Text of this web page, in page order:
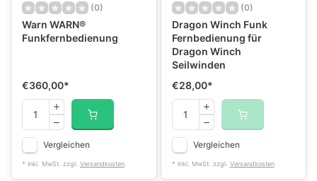
(0)
Warn WARN®
Funkfernbedienung
€360,00*
Vergleichen
* Inkl. MwSt. zzgl. Versandkosten
(0)
Dragon Winch Funk
Fernbedienung für
Dragon Winch
Seilwinden
€28,00*
Vergleichen
* Inkl. MwSt. zzgl. Versandkosten